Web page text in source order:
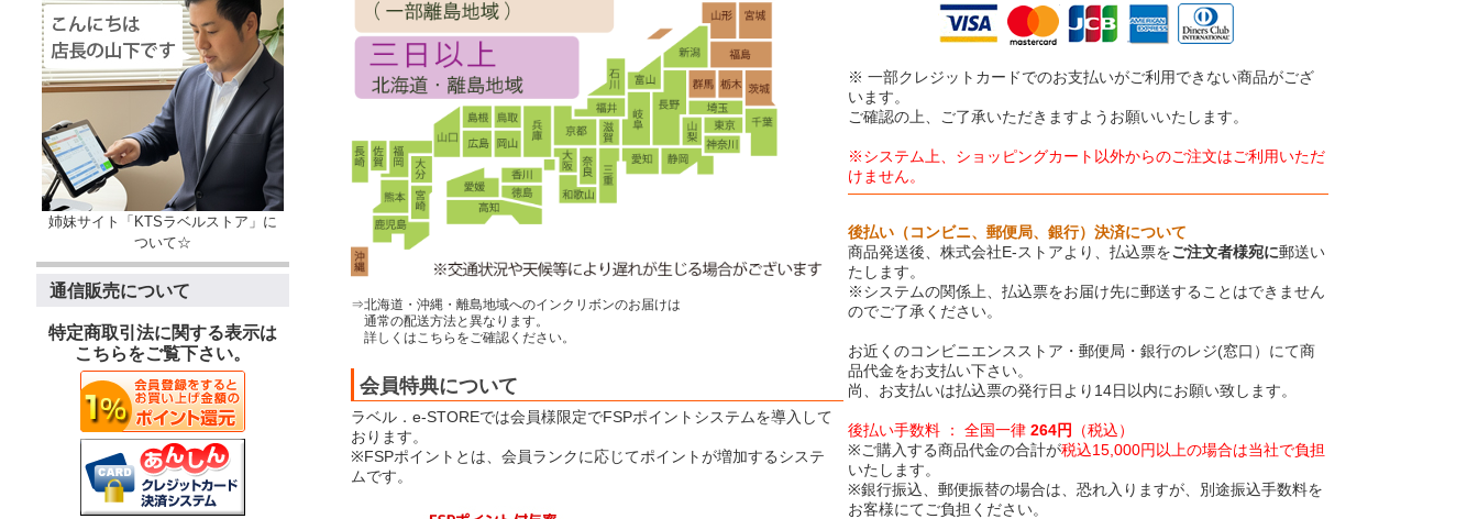
姉妹サイト「KTSラベルストア」に
ついて☆
通信販売について
特定商取引法に関する表示は
こちらをご覧下さい。
⇒北海道・沖縄・離島地域へのインクリボンのお届けは
通常の配送方法と異なります。
詳しくはこちらをご確認ください。
会員特典について
ラベル．e-STOREでは会員様限定でFSPポイントシステムを導入して
おります。
※FSPポイントとは、会員ランクに応じてポイントが増加するシステ
ムです。
※ 一部クレジットカードでのお支払いがご利用できない商品がござ
います。
ご確認の上、ご了承いただきますようお願いいたします。
※システム上、ショッピングカート以外からのご注文はご利用いただ
けません。
後払い（コンビニ、郵便局、銀行）決済について
商品発送後、株式会社E-ストアより、払込票をご注文者様宛に郵送い
たします。
※システムの関係上、払込票をお届け先に郵送することはできません
のでご了承ください。
お近くのコンビニエンスストア・郵便局・銀行のレジ(窓口）にて商
品代金をお支払い下さい。
尚、お支払いは払込票の発行日より14日以内にお願い致します。
後払い手数料 ： 全国一律 264円 （税込）
※ご購入する商品代金の合計が税込15,000円以上の場合は当社で負担
いたします。
※銀行振込、郵便振替の場合は、恐れ入りますが、別途振込手数料を
お客様にてご負担ください。